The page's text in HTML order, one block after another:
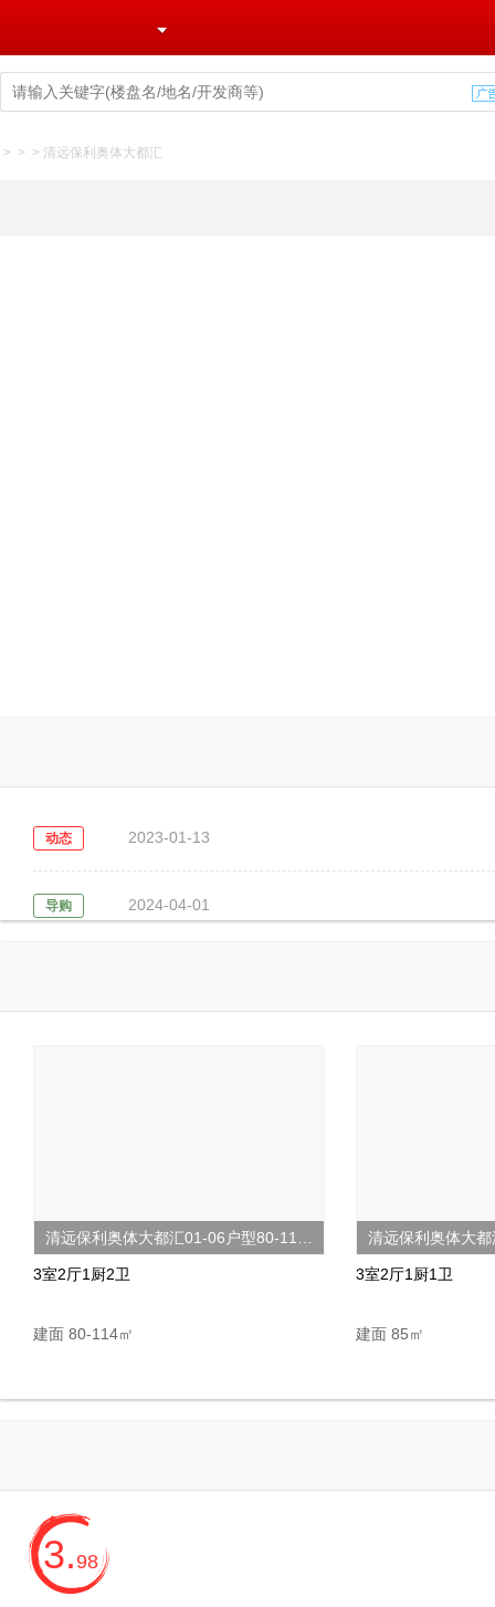
> > > 清远保利奥体大都汇
动态 2023-01-13
导购 2024-04-01
3室2厅1厨2卫
建面 80-114㎡
清远保利奥体大
3室2厅1厨1卫
建面 85㎡
3.98